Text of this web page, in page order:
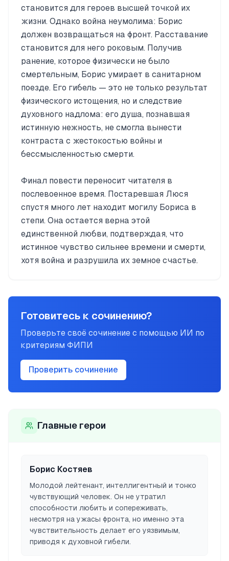
становится для героев высшей точкой их
жизни. Однако война неумолима: Борис
должен возвращаться на фронт. Расставание
становится для него роковым. Получив
ранение, которое физически не было
смертельным, Борис умирает в санитарном
поезде. Его гибель — это не только результат
физического истощения, но и следствие
духовного надлома: его душа, познавшая
истинную нежность, не смогла вынести
контраста с жестокостью войны и
бессмысленностью смерти.
Финал повести переносит читателя в
послевоенное время. Постаревшая Люся
спустя много лет находит могилу Бориса в
степи. Она остается верна этой
единственной любви, подтверждая, что
истинное чувство сильнее времени и смерти,
хотя война и разрушила их земное счастье.
Готовитесь к сочинению?
Проверьте своё сочинение с помощью ИИ по
критериям ФИПИ
Проверить сочинение
Главные герои
Борис Костяев
Молодой лейтенант, интеллигентный и тонко
чувствующий человек. Он не утратил
способности любить и сопереживать,
несмотря на ужасы фронта, но именно эта
чувствительность делает его уязвимым,
приводя к духовной гибели.